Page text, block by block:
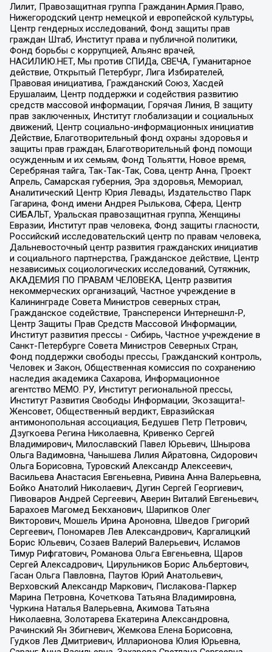
Лилит, Правозащитная группа Гражданин.Армия.Право,
Нижегородский центр немецкой и европейской культуры,
Центр гендерных исследований, Фонд защиты прав
граждан Штаб, Институт права и публичной политики,
Фонд борьбы с коррупцией, Альянс врачей,
НАСИЛИЮ.НЕТ, Мы против СПИДа, СВЕЧА, Гуманитарное
действие, Открытый Петербург, Лига Избирателей,
Правовая инициатива, Гражданский Союз, Хасдей
Ерушалаим, Центр поддержки и содействия развитию
средств массовой информации, Горячая Линия, В защиту
прав заключенных, Институт глобализации и социальных
движений, Центр социально-информационных инициатив
Действие, Благотворительный фонд охраны здоровья и
защиты прав граждан, Благотворительный фонд помощи
осужденным и их семьям, Фонд Тольятти, Новое время,
Серебряная тайга, Так-Так-Так, Сова, центр Анна, Проект
Апрель, Самарская губерния, Эра здоровья, Мемориал,
Аналитический Центр Юрия Левады, Издательство Парк
Гагарина, Фонд имени Андрея Рылькова, Сфера, Центр
СИБАЛЬТ, Уральская правозащитная группа, Женщины
Евразии, Институт прав человека, Фонд защиты гласности,
Российский исследовательский центр по правам человека,
Дальневосточный центр развития гражданских инициатив
и социального партнерства, Гражданское действие, Центр
независимых социологических исследований, Сутяжник,
АКАДЕМИЯ ПО ПРАВАМ ЧЕЛОВЕКА, Центр развития
некоммерческих организаций, Частное учреждение в
Калининграде Совета Министров северных стран,
Гражданское содействие, Трансперенси Интернешнл-Р,
Центр Защиты Прав Средств Массовой Информации,
Институт развития прессы - Сибирь, Частное учреждение в
Санкт-Петербурге Совета Министров Северных Стран,
Фонд поддержки свободы прессы, Гражданский контроль,
Человек и Закон, Общественная комиссия по сохранению
наследия академика Сахарова, Информационное
агентство МЕМО. РУ, Институт региональной прессы,
Институт Развития Свободы Информации, Экозащита!-
Женсовет, Общественный вердикт, Евразийская
антимонопольная ассоциация, Бедушев Петр Петрович,
Дзугкоева Регина Николаевна, Кривенко Сергей
Владимирович, Милославский Павел Юрьевич, Шнырова
Ольга Вадимовна, Чанышева Лилия Айратовна, Сидорович
Ольга Борисовна, Туровский Александр Алексеевич,
Васильева Анастасия Евгеньевна, Ривина Анна Валерьевна,
Бойко Анатолий Николаевич, Дугин Сергей Георгиевич,
Пивоваров Андрей Сергеевич, Аверин Виталий Евгеньевич,
Барахоев Магомед Бекханович, Шарипков Олег
Викторович, Мошель Ирина Ароновна, Шведов Григорий
Сергеевич, Пономарев Лев Александрович, Каргалицкий
Борис Юльевич, Созаев Валерий Валерьевич, Исламов
Тимур Рифгатович, Романова Ольга Евгеньевна, Щаров
Сергей Алексадрович, Цирульников Борис Альбертович,
Гасан Ольга Павловна, Паутов Юрий Анатольевич,
Верховский Александр Маркович, Пислакова-Паркер
Марина Петровна, Кочеткова Татьяна Владимировна,
Чуркина Наталья Валерьевна, Акимова Татьяна
Николаевна, Золотарева Екатерина Александровна,
Рачинский Ян Збигневич, Жемкова Елена Борисовна,
Гудков Лев Дмитриевич, Илларионова Юлия Юрьевна,